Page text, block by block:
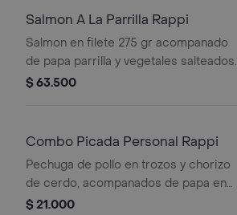
Salmon A La Parrilla Rappi
Salmon en filete 275 gr acompanado
de papa parrilla y vegetales salteados.
$ 63.500
Combo Picada Personal Rappi
Pechuga de pollo en trozos y chorizo
de cerdo, acompanados de papa en
cascos, moneditas de platano y
$ 21.000